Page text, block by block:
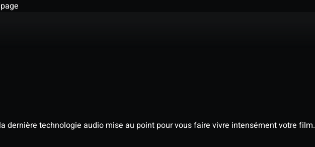
dernière technologie audio mise au point pour vous faire vivre intensément votre film.